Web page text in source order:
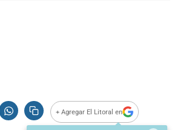
+ Agregar El Litoral en